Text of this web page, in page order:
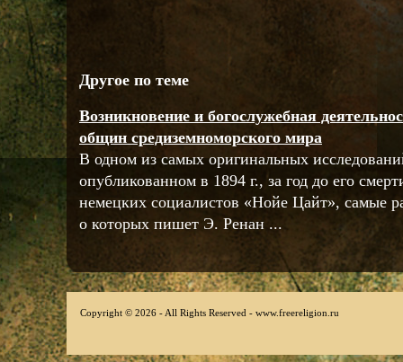
Другое по теме
Возникновение и богослужебная
общин средиземноморского мира
В одном из самых оригинальных
опубликованном в 1894 г., за год до его
немецких социалистов «Нойе Цайт», самые
о которых пишет Э. Ренан ...
Copyright © 2026 - All Rights Reserved - www.freereligion.ru